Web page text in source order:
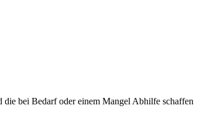
die bei Bedarf oder einem Mangel Abhilfe schaffen